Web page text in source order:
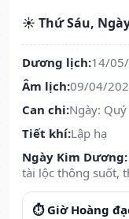
☀️ Thứ Sáu,
Dương lịch:14/
Âm lịch:09/04/
Can chi:Ngày:
Tiết khí:Lập hạ
Ngày Kim Dương:
tài lộc thông suốt,
⏱️ Giờ Hoàng